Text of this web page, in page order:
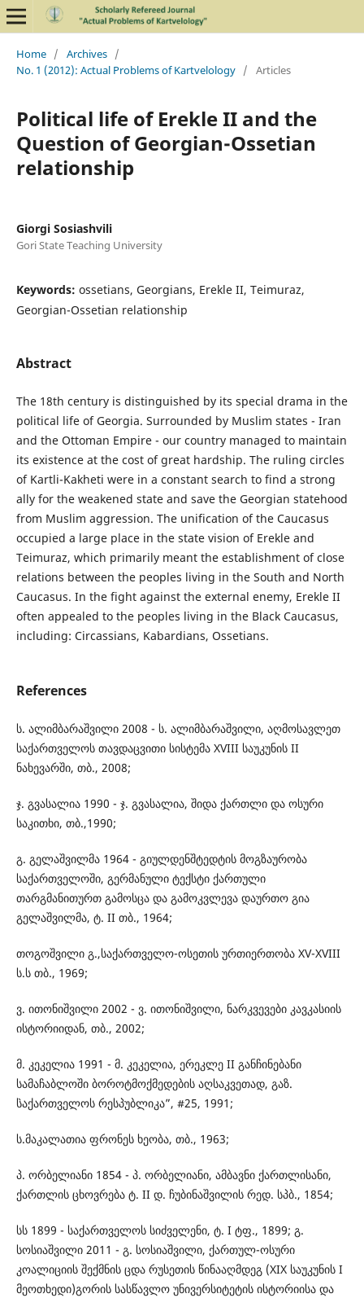
Home / Archives /
No. 1 (2012): Actual Problems of Kartvelology / Articles
Political life of Erekle II and the
Question of Georgian-Ossetian
relationship
Giorgi Sosiashvili
Gori State Teaching University
Keywords: ossetians, Georgians, Erekle II, Teimuraz,
Georgian-Ossetian relationship
Abstract
The 18th century is distinguished by its special drama in the
political life of Georgia. Surrounded by Muslim states - Iran
and the Ottoman Empire - our country managed to maintain
its existence at the cost of great hardship. The ruling circles
of Kartli-Kakheti were in a constant search to find a strong
ally for the weakened state and save the Georgian statehood
from Muslim aggression. The unification of the Caucasus
occupied a large place in the state vision of Erekle and
Teimuraz, which primarily meant the establishment of close
relations between the peoples living in the South and North
Caucasus. In the fight against the external enemy, Erekle II
often appealed to the peoples living in the Black Caucasus,
including: Circassians, Kabardians, Ossetians.
References
ს. ალიმბარაშვილი 2008 - ს. ალიმბარაშვილი, აღმოსავლეთ
საქართველოს თავდაცვითი სისტემა XVIII საუკუნის II
ნახევარში, თბ., 2008;
ჯ. გვასალია 1990 - ჯ. გვასალია, შიდა ქართლი და ოსური
საკითხი, თბ.,1990;
გ. გელაშვილმა 1964 - გიულდენშტედტის მოგზაურობა
საქართველოში, გერმანული ტექსტი ქართული
თარგმანითურთ გამოსცა და გამოკვლევა დაურთო გია
გელაშვილმა, ტ. II თბ., 1964;
თოგოშვილი გ.,საქართველო-ოსეთის ურთიერთობა XV-XVIII
ს.ს თბ., 1969;
ვ. ითონიშვილი 2002 - ვ. ითონიშვილი, ნარკვევები კავკასიის
ისტორიიდან, თბ., 2002;
მ. კეკელია 1991 - მ. კეკელია, ერეკლე II განჩინებანი
სამაჩაბლოში ბოროტმოქმედების აღსაკვეთად, გაზ.
`საქართველოს რესპუბლიკა”, #25, 1991;
ს.მაკალათია ფრონეს ხეობა, თბ., 1963;
პ. ორბელიანი 1854 - პ. ორბელიანი, ამბავნი ქართლისანი,
ქართლის ცხოვრება ტ. II დ. ჩუბინაშვილის რედ. სპბ., 1854;
სს 1899 - საქართველოს სიძველენი, ტ. I ტფ., 1899; გ.
სოსიაშვილი 2011 - გ. სოსიაშვილი, ქართულ-ოსური
კოალიციის შექმნის ცდა რუსეთის წინააღმდეგ (XIX საუკუნის I
მეოთხედი)გორის სასწავლო უნივერსიტეტის ისტორიისა და